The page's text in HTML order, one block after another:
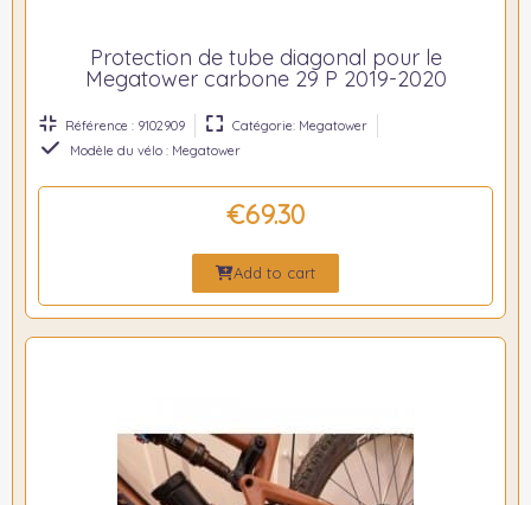
Protection de tube diagonal pour le
Megatower carbone 29 P 2019-2020
Référence : 9102909
Catégorie: Megatower
Modèle du vélo : Megatower
€69.30
Add to cart